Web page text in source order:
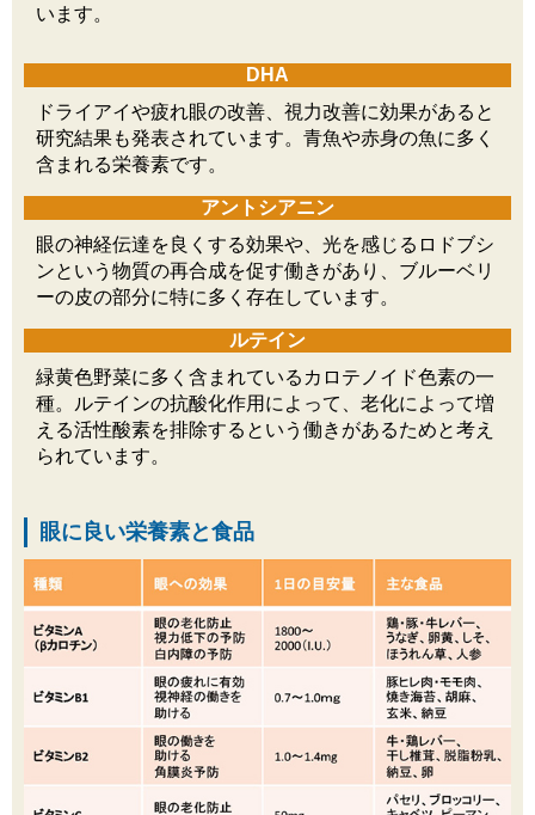
います。
DHA
ドライアイや疲れ眼の改善、視力改善に効果があると
研究結果も発表されています。青魚や赤身の魚に多く
含まれる栄養素です。
アントシアニン
眼の神経伝達を良くする効果や、光を感じるロドブシ
ンという物質の再合成を促す働きがあり、ブルーベリ
ーの皮の部分に特に多く存在しています。
ルテイン
緑黄色野菜に多く含まれているカロテノイド色素の一
種。ルテインの抗酸化作用によって、老化によって増
える活性酸素を排除するという働きがあるためと考え
られています。
眼に良い栄養素と食品